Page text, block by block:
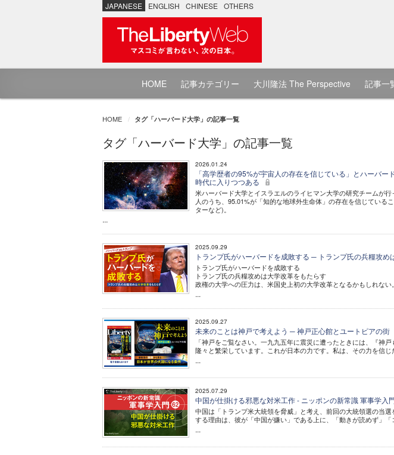
JAPANESE ENGLISH CHINESE OTHERS
HOME 記事カテゴリー 大川隆法 The Perspective 記事一
HOME タグ「ハーバード大学」の記事一覧
タグ「ハーバード大学」の記事一覧
2026.01.24
「高学歴者の95%が宇宙人の存在を信じている」とハーバ
時代に入りつつある
米ハーバード大学とイスラエルのライヒマン大学の研究チームが
人のうち、95.01%が「知的な地球外生命体」の存在を信じている
ターなど)。
...
2025.09.29
トランプ氏がハーバードを成敗する ─ トランプ氏の兵糧攻め
トランプ氏がハーバードを成敗する
トランプ氏の兵糧攻めは大学改革をもたらす
政権の大学への圧力は、米国史上初の大学改革となるかもしれない。
...
2025.09.27
未来のことは神戸で考えよう ─ 神戸正心館とユートピアの
「神戸をご覧なさい。一九九五年に震災に遭ったときには、『神
隆々と繁栄しています。これが日本の力です。私は、その力を信
...
2025.07.29
中国が仕掛ける邪悪な対米工作 - ニッポンの新常識 軍事学入
中国は「トランプ米大統領を脅威」と考え、前回の大統領選の当
する理由は、彼が「中国が嫌い」である上に、「動きが読めず」「
...